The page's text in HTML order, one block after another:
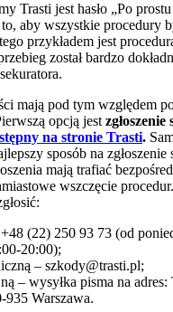
Trasti jest hasło „Po
aby wszystkie procedury
przykładem jest
został bardzo
mają pod tym względem
opcją jest
na stronie Trasti.
sposób na
mają trafiać
wszczęcie
(22) 250 93 73 (od
20:00);
– szkody@trasti.pl;
– wysyłka pisma na
Warszawa.